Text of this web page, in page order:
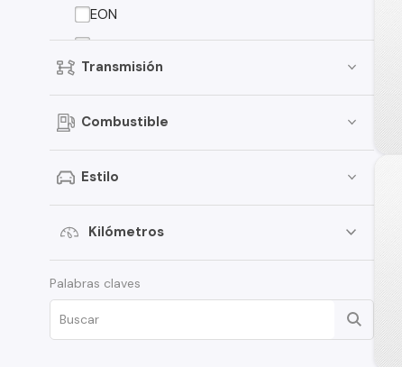
EON
Elantra
Creta
Santamo
Verna
Venue
Grand i-10 Sedán
HD35
Transmisión
Combustible
Estilo
Kilómetros
Palabras claves